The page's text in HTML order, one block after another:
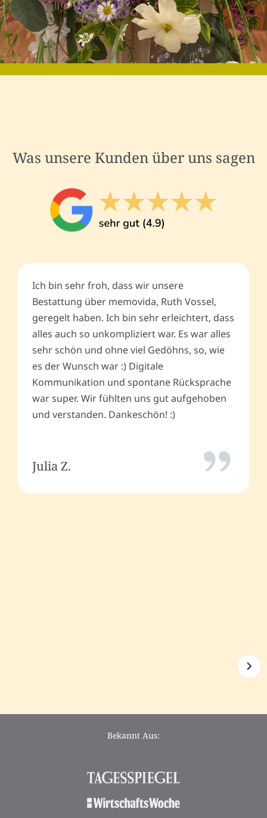
Was unsere Kunden über uns sagen
Ich bin sehr froh, dass wir unsere
Bestattung über memovida, Ruth Vossel,
geregelt haben. Ich bin sehr erleichtert, dass
alles auch so unkompliziert war. Es war alles
sehr schön und ohne viel Gedöhns, so, wie
es der Wunsch war :) Digitale
Kommunikation und spontane Rücksprache
war super. Wir fühlten uns gut aufgehoben
und verstanden. Dankeschön! :)
Julia Z.
Bekannt Aus: